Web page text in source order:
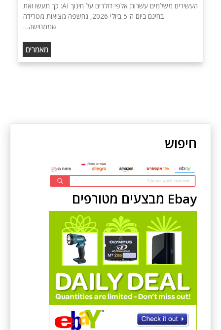
העשירים משלמים עשרות אלפי דולרים על חינוך AI: כך תעשו זאת
בחינם ביום ה-5 ביולי 2026, נחשפה מציאות מטרידה
שממחישה…
מאמרים
חיפוש
Ebay מבצעים מטורפים